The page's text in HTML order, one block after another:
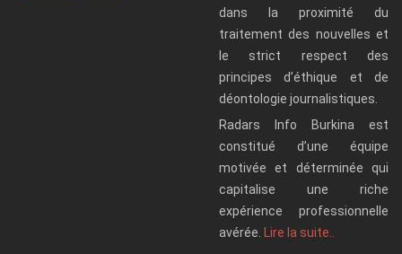
dans la proximité du
traitement des nouvelles et
le strict respect des
principes d’éthique et de
déontologie journalistiques.
Radars Info Burkina est
constitué d’une équipe
motivée et déterminée qui
capitalise une riche
expérience professionnelle
avérée. Lire la suite..